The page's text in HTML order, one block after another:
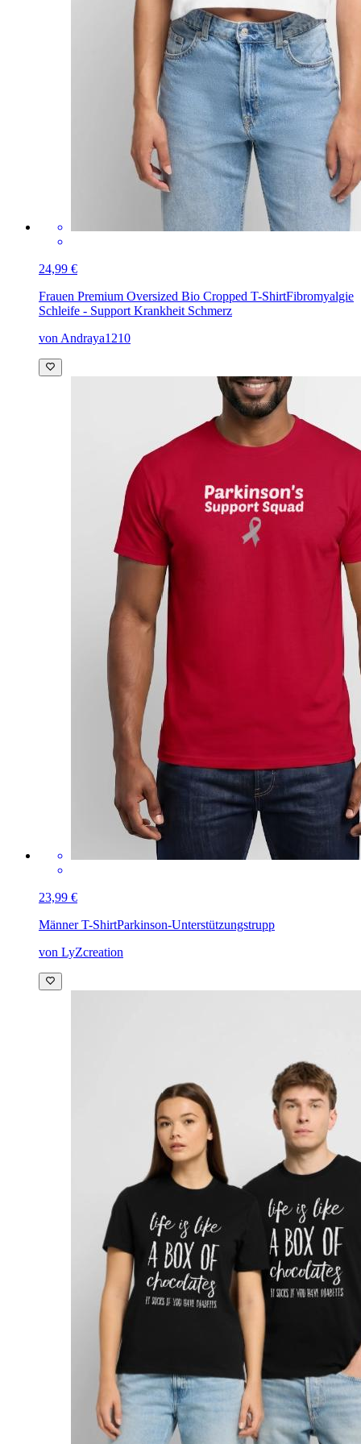
24,99 €
Frauen Premium Oversized Bio Cropped T-ShirtFibromyalgie
Schleife - Support Krankheit Schmerz
von Andraya1210
23,99 €
Männer T-ShirtParkinson-Unterstützungstrupp
von LyZcreation